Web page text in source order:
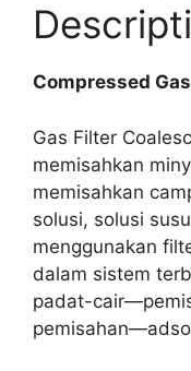
Compressed
Gas Filter
memisahkan
memisahkan
solusi, solusi
menggunakan
dalam sistem
padat-